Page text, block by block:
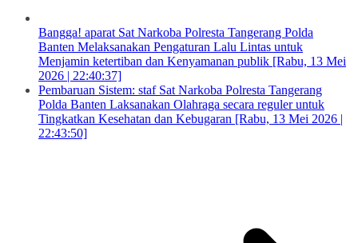
Bangga! aparat Sat Narkoba Polresta Tangerang Polda
Banten Melaksanakan Pengaturan Lalu Lintas untuk
Menjamin ketertiban dan Kenyamanan publik [Rabu, 13 Mei
2026 | 22:40:37]
Pembaruan Sistem: staf Sat Narkoba Polresta Tangerang
Polda Banten Laksanakan Olahraga secara reguler untuk
Tingkatkan Kesehatan dan Kebugaran [Rabu, 13 Mei 2026 |
22:43:50]